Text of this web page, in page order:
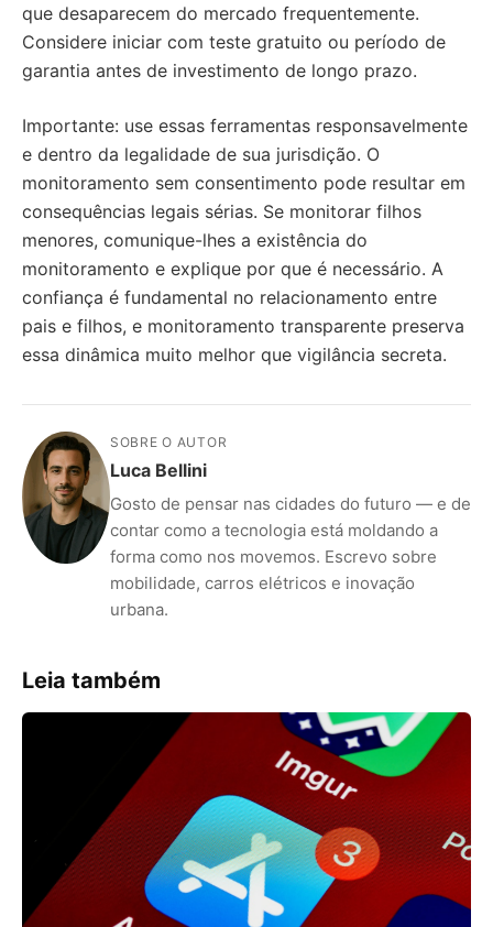
que desaparecem do mercado frequentemente.
Considere iniciar com teste gratuito ou período de
garantia antes de investimento de longo prazo.
Importante: use essas ferramentas responsavelmente
e dentro da legalidade de sua jurisdição. O
monitoramento sem consentimento pode resultar em
consequências legais sérias. Se monitorar filhos
menores, comunique-lhes a existência do
monitoramento e explique por que é necessário. A
confiança é fundamental no relacionamento entre
pais e filhos, e monitoramento transparente preserva
essa dinâmica muito melhor que vigilância secreta.
SOBRE O AUTOR
Luca Bellini
Gosto de pensar nas cidades do futuro — e de
contar como a tecnologia está moldando a
forma como nos movemos. Escrevo sobre
mobilidade, carros elétricos e inovação
urbana.
Leia também